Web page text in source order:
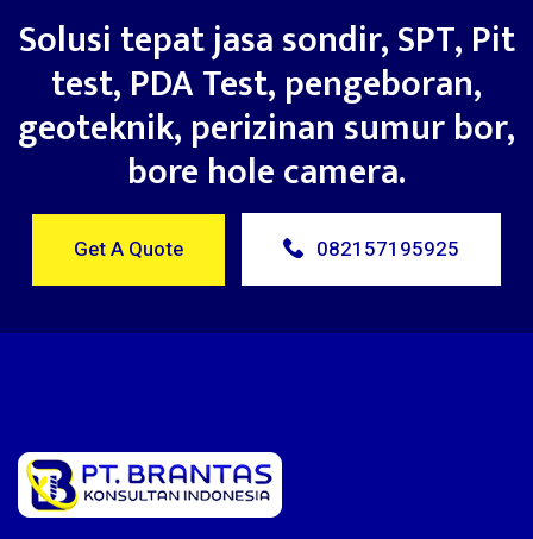
Solusi tepat jasa sondir, SPT, Pit
test, PDA Test, pengeboran,
geoteknik, perizinan sumur bor,
bore hole camera.
Get A Quote 082157195925